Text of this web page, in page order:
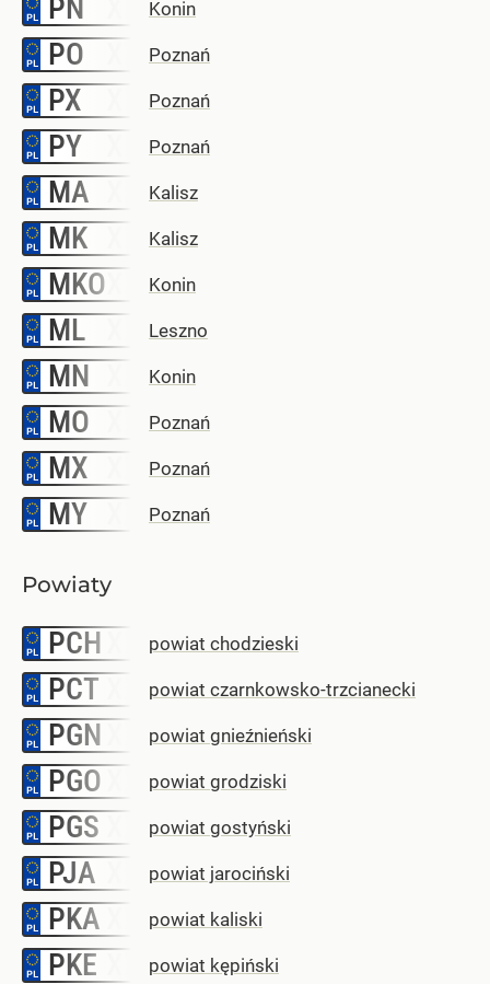
PN Konin
PO Poznań
PX Poznań
PY Poznań
MA Kalisz
MK Kalisz
MKO Konin
ML Leszno
MN Konin
MO Poznań
MX Poznań
MY Poznań
Powiaty
PCH powiat chodzieski
PCT powiat czarnkowsko-trzcianecki
PGN powiat gnieźnieński
PGO powiat grodziski
PGS powiat gostyński
PJA powiat jarociński
PKA powiat kaliski
PKE powiat kępiński